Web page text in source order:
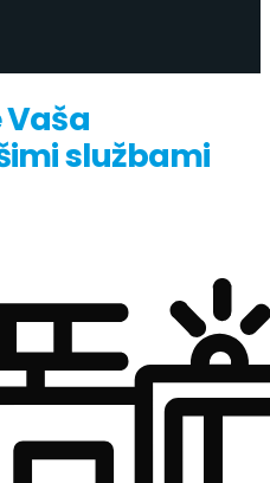
službami